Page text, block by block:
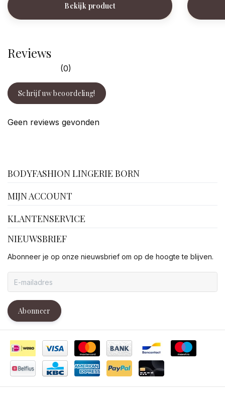
Bekijk product
Reviews
(0)
Schrijf uw beoordeling!
Geen reviews gevonden
BODYFASHION LINGERIE BORN
MIJN ACCOUNT
KLANTENSERVICE
NIEUWSBRIEF
Abonneer je op onze nieuwsbrief om op de hoogte te blijven.
Abonneer